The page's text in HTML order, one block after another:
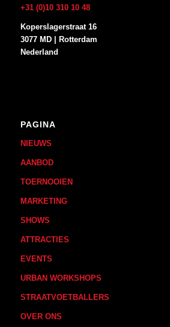
+31 (0)10 310 10 48
Koperslagerstraat 16
3077 MD | Rotterdam
Nederland
PAGINA
NIEUWS
AANBOD
TOERNOOIEN
MARKETING
SHOWS
ATTRACTIES
EVENTS
URBAN WORKSHOPS
STRAATVOETBALLERS
OVER ONS